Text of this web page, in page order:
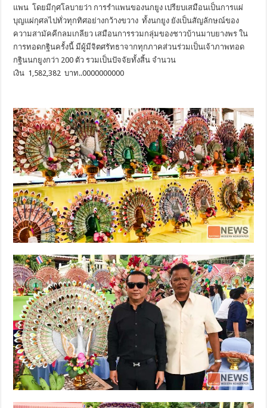
แพน โดยมีกุศโลบายว่า การรำแพนของนกยูง เปรียบเสมือนเป็นการแผ่
บุญแผ่กุศลไปทั่วทุกทิศอย่างกว้างขวาง ทั้งนกยูง ยังเป็นสัญลักษณ์ของ
ความสามัคคีกลมเกลียว เสมือนการรวมกลุ่มของชาวบ้านมาบยางพร ใน
การทอดกฐินครั้งนี้ มีผู้มีจิตศรัทธาจากทุกภาคส่วนร่วมเป็นเจ้าภาพทอด
กฐินนกยูงกว่า 200 ตัว รวมเป็นปัจจัยทั้งสิ้น จำนวน
เงิน 1 ,582,382 บาท..0000000000